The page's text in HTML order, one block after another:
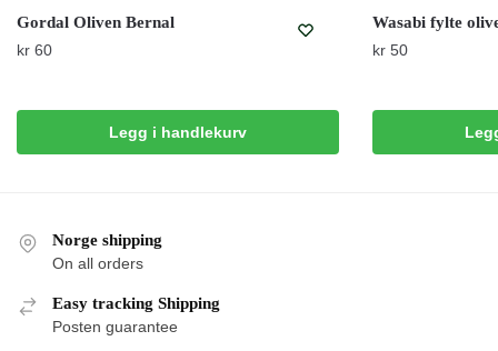
Gordal Oliven Bernal
kr 60
Legg i handlekurv
Wasabi fylte
kr 50
Norge shipping
On all orders
Easy tracking Shipping
Posten guarantee